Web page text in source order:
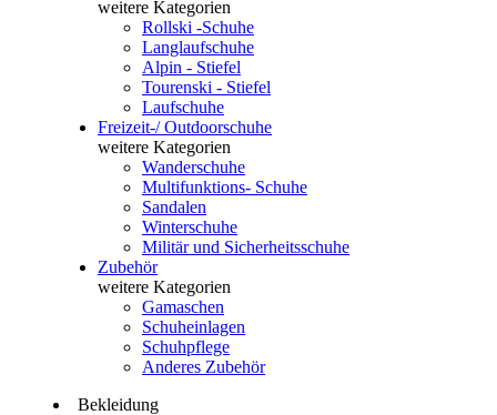
weitere Kategorien
Rollski -Schuhe
Langlaufschuhe
Alpin - Stiefel
Tourenski - Stiefel
Laufschuhe
Freizeit-/ Outdoorschuhe
weitere Kategorien
Wanderschuhe
Multifunktions- Schuhe
Sandalen
Winterschuhe
Militär und Sicherheitsschuhe
Zubehör
weitere Kategorien
Gamaschen
Schuheinlagen
Schuhpflege
Anderes Zubehör
Bekleidung